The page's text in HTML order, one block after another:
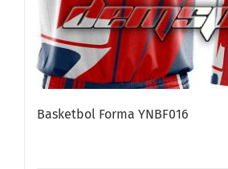
Basketbol Forma YNBF016